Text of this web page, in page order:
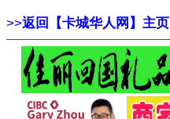
>>返回【卡城华人网】主页